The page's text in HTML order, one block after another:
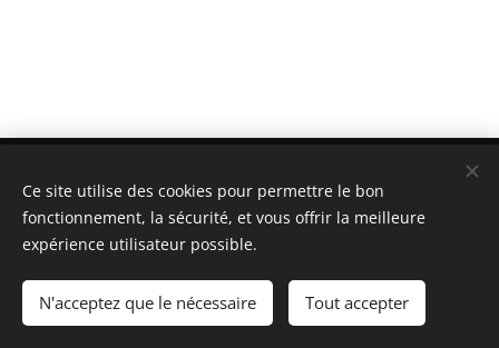
escritos): +34 626 00 00 88 mail:
cirugiaintegrativa@gmail.com Barcelona
Creado conWebnode
Langues
Español
English Français
Ce site utilise des cookies pour permettre le bon
fonctionnement, la sécurité, et vous offrir la meilleure
expérience utilisateur possible.
N'acceptez que le nécessaire Tout accepter